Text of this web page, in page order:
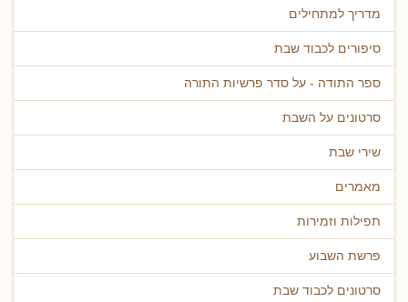
מדריך למתחילים
סיפורים לכבוד שבת
ספר התודה - על סדר פרשיות התורה
סרטונים על השבת
שירי שבת
מאמרים
תפילות וזמירות
פרשת השבוע
סרטונים לכבוד שבת